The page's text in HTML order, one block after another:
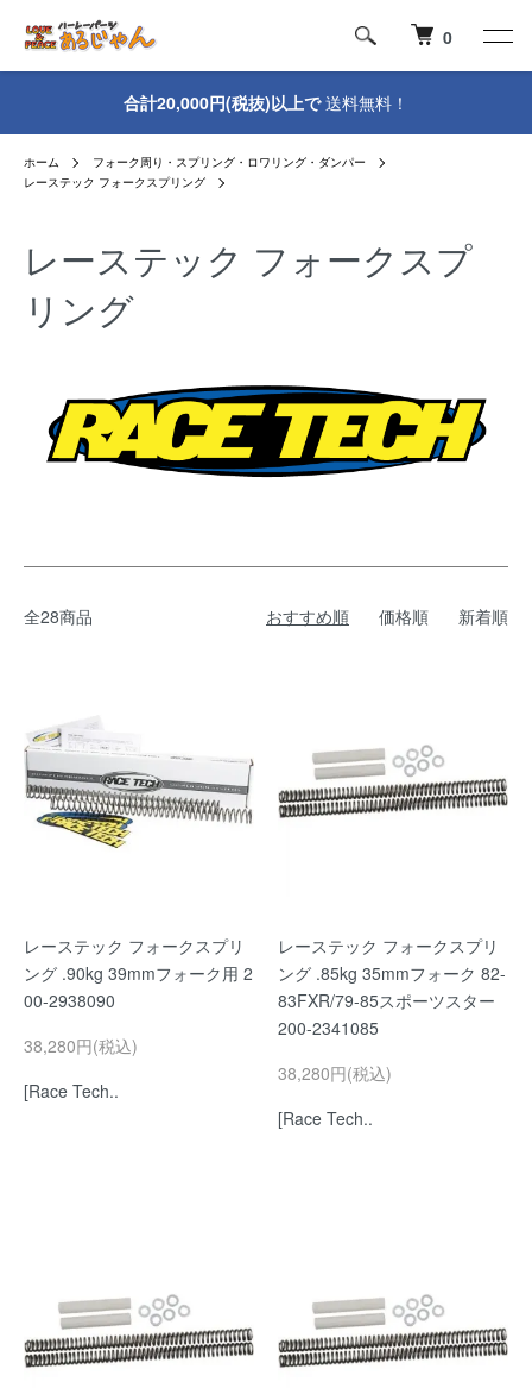
0
合計20,000円(税抜)以上で送料無料！
ホーム
フォーク周り・スプリング・ロワリング・ダンパー
レーステック フォークスプリング
レーステック フォークスプ
リング
全28商品 おすすめ順 価格順 新着順
レーステック フォークスプリ
ング .90kg 39mmフォーク用 2
00-2938090
38,280円(税込)
[Race Tech..
レーステック フォークスプリ
ング .85kg 35mmフォーク 82-
83FXR/79-85スポーツスター
200-2341085
38,280円(税込)
[Race Tech..